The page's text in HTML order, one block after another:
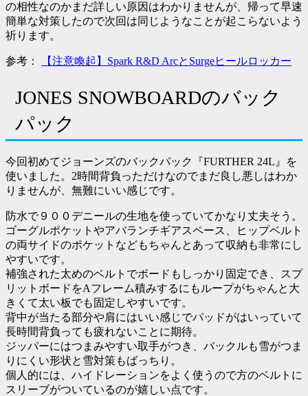
の相性なのかまだ詳しい原因はわかりませんが、帰って早速
簡単な対策したので次回は同じようなことが起こらないよう
祈ります。
参考： 【注意喚起】Spark R&D ArcとSurgeヒールロッカー
JONES SNOWBOARDのバック
パック
今回初めてジョーンズのバックパック『FURTHER 24L』を
使いました。2時間背負っただけなのでまだ良し悪しはわか
りませんが、無難にいい感じです。
防水で９００デニールの生地を使っていてかなり丈夫そう。
ゴーグルポケットやアバランチギアスペース、ヒップベルト
の両サイドのポケットなどもちゃんとあって収納も非常にし
やすいです。
補強された太めのベルトでボードもしっかり固定でき、スプ
リットボードをAフレーム積みするにもループがちゃんと大
きくて太い板でも固定しやすいです。
背中が当たる部分や肩にはいい感じでパッドがはいっていて
長時間背負っても疲れないことに期待。
ジッパーにはつまみやすい取手がつき、バックルも雪がつま
りにくい形状と雪対策もばっちり。
個人的には、ハイドレーションをよく使うので方のベルトに
スリーブがついているのが嬉しい点です。